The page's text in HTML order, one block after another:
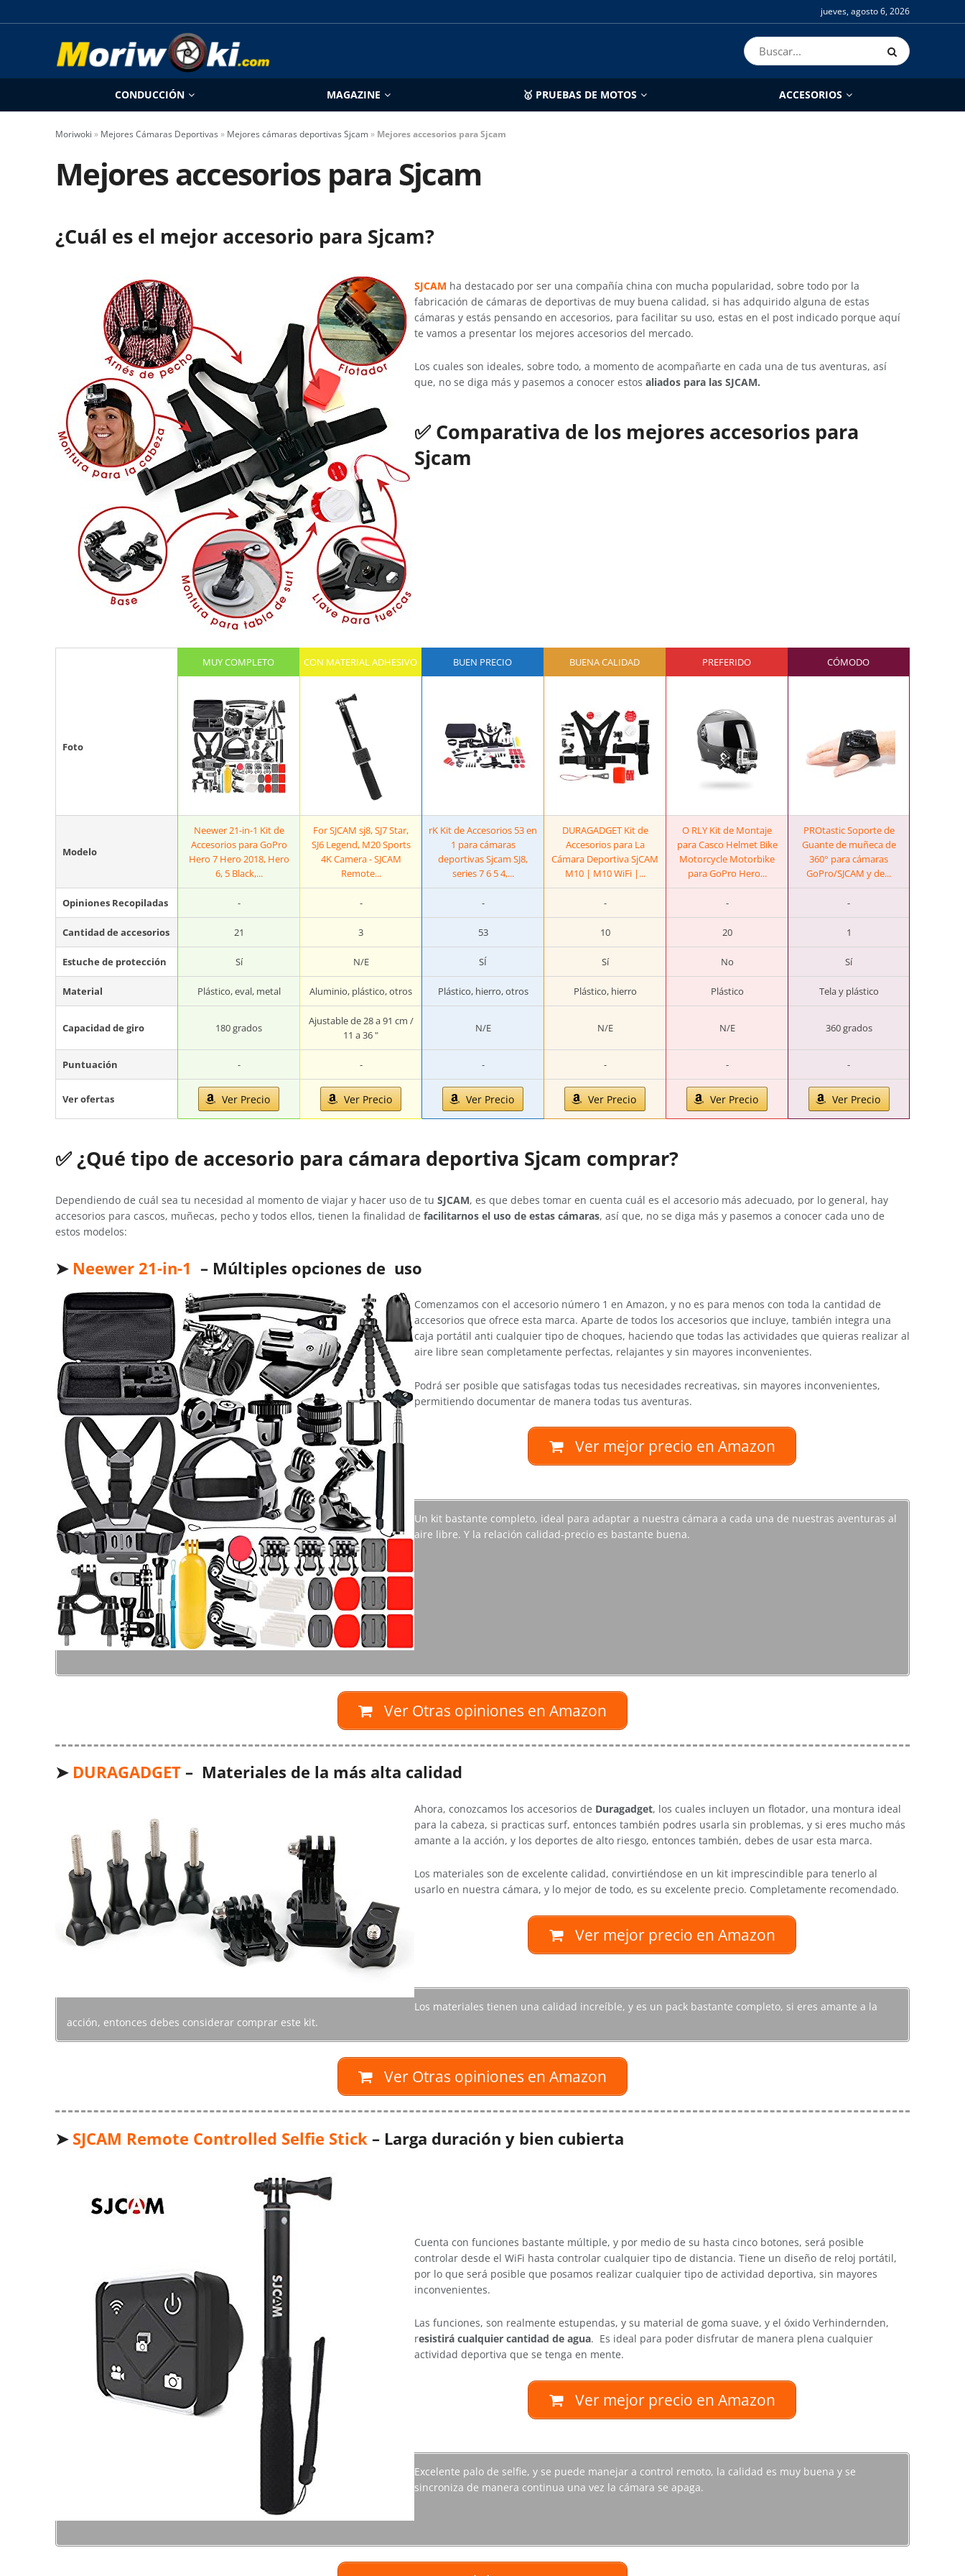
jueves, agosto 6, 2026
CONDUCCIÓN MAGAZINE 🥇 PRUEBAS DE MOTOS ACCESORIOS
Moriwoki » Mejores Cámaras Deportivas » Mejores cámaras deportivas Sjcam» Mejores accesorios para Sjcam
Mejores accesorios para Sjcam
¿Cuál es el mejor accesorio para Sjcam?
SJCAM ha destacado por ser una compañía china con mucha popularidad, sobre todo por la
fabricación de cámaras de deportivas de muy buena calidad, si has adquirido alguna de estas
cámaras y estás pensando en accesorios, para facilitar su uso, estas en el post indicado porque aquí
te vamos a presentar los mejores accesorios del mercado.
Los cuales son ideales, sobre todo, a momento de acompañarte en cada una de tus aventuras, así
que, no se diga más y pasemos a conocer estos aliados para las SJCAM.
✅ Comparativa de los mejores accesorios para
Sjcam
Foto
MUY COMPLETO CON MATERIAL ADHESIVO BUEN PRECIO BUENA CALIDAD PREFERIDO CÓMODO
Modelo
Neewer 21-in-1 Kit de
Accesorios para GoPro
Hero 7 Hero 2018, Hero
6, 5 Black,...
For SJCAM sj8, SJ7 Star,
SJ6 Legend, M20 Sports
4K Camera - SJCAM
Remote...
rK Kit de Accesorios 53 en
1 para cámaras
deportivas Sjcam SJ8,
series 7 6 5 4,...
DURAGADGET Kit de
Accesorios para La
Cámara Deportiva SjCAM
M10 | M10 WiFi |...
O RLY Kit de Montaje
para Casco Helmet Bike
Motorcycle Motorbike
para GoPro Hero...
PROtastic Soporte de
Guante de muñeca de
360° para cámaras
GoPro/SJCAM y de...
Opiniones Recopiladas - - - - - -
Cantidad de accesorios 21 3 53 10 20 1
Estuche de protección Sí N/E SÍ Sí No Sí
Material Plástico, eval, metal Aluminio, plástico, otros Plástico, hierro, otros Plástico, hierro Plástico Tela y plástico
Capacidad de giro 180 grados
Ajustable de 28 a 91 cm /
11 a 36 "
N/E N/E N/E 360 grados
Puntuación - - - - - -
Ver ofertas Ver Precio Ver Precio Ver Precio Ver Precio Ver Precio Ver Precio
✅ ¿Qué tipo de accesorio para cámara deportiva Sjcam comprar?
Dependiendo de cuál sea tu necesidad al momento de viajar y hacer uso de tu SJCAM, es que debes tomar en cuenta cuál es el accesorio más adecuado, por lo general, hay
accesorios para cascos, muñecas, pecho y todos ellos, tienen la finalidad de facilitarnos el uso de estas cámaras, así que, no se diga más y pasemos a conocer cada uno de
estos modelos:
➤ Neewer 21-in-1 – Múltiples opciones de uso
Comenzamos con el accesorio número 1 en Amazon, y no es para menos con toda la cantidad de
accesorios que ofrece esta marca. Aparte de todos los accesorios que incluye, también integra una
caja portátil anti cualquier tipo de choques, haciendo que todas las actividades que quieras realizar al
aire libre sean completamente perfectas, relajantes y sin mayores inconvenientes.
Podrá ser posible que satisfagas todas tus necesidades recreativas, sin mayores inconvenientes,
permitiendo documentar de manera todas tus aventuras.
Ver mejor precio en Amazon
Un kit bastante completo, ideal para adaptar a nuestra cámara a cada una de nuestras aventuras al
aire libre. Y la relación calidad-precio es bastante buena.
Ver Otras opiniones en Amazon
➤ DURAGADGET – Materiales de la más alta calidad
Ahora, conozcamos los accesorios de Duragadget, los cuales incluyen un flotador, una montura ideal
para la cabeza, si practicas surf, entonces también podres usarla sin problemas, y si eres mucho más
amante a la acción, y los deportes de alto riesgo, entonces también, debes de usar esta marca.
Los materiales son de excelente calidad, convirtiéndose en un kit imprescindible para tenerlo al
usarlo en nuestra cámara, y lo mejor de todo, es su excelente precio. Completamente recomendado.
Ver mejor precio en Amazon
Los materiales tienen una calidad increíble, y es un pack bastante completo, si eres amante a la
acción, entonces debes considerar comprar este kit.
Ver Otras opiniones en Amazon
➤ SJCAM Remote Controlled Selfie Stick – Larga duración y bien cubierta
Cuenta con funciones bastante múltiple, y por medio de su hasta cinco botones, será posible
controlar desde el WiFi hasta controlar cualquier tipo de distancia. Tiene un diseño de reloj portátil,
por lo que será posible que posamos realizar cualquier tipo de actividad deportiva, sin mayores
inconvenientes.
Las funciones, son realmente estupendas, y su material de goma suave, y el óxido Verhindernden,
resistirá cualquier cantidad de agua. Es ideal para poder disfrutar de manera plena cualquier
actividad deportiva que se tenga en mente.
Ver mejor precio en Amazon
Excelente palo de selfie, y se puede manejar a control remoto, la calidad es muy buena y se
sincroniza de manera continua una vez la cámara se apaga.